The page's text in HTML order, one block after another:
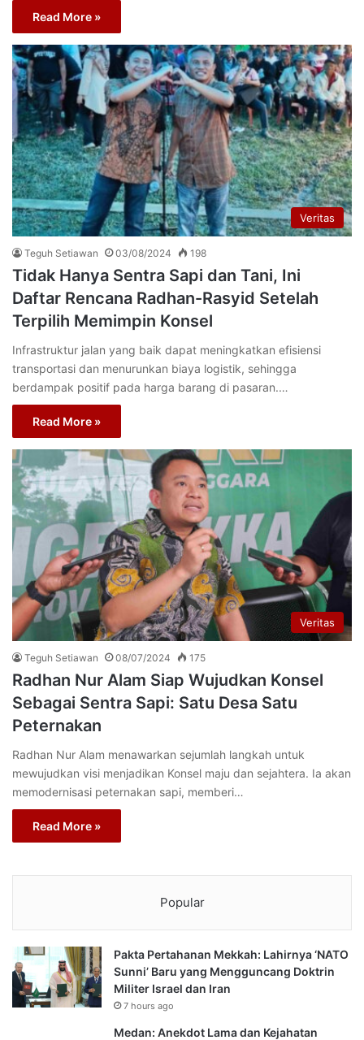
Read More »
Veritas
Teguh Setiawan 03/08/2024 198
Tidak Hanya Sentra Sapi dan Tani, Ini
Daftar Rencana Radhan-Rasyid Setelah
Terpilih Memimpin Konsel
Infrastruktur jalan yang baik dapat meningkatkan efisiensi
transportasi dan menurunkan biaya logistik, sehingga
berdampak positif pada harga barang di pasaran.…
Read More »
Veritas
Teguh Setiawan 08/07/2024 175
Radhan Nur Alam Siap Wujudkan Konsel
Sebagai Sentra Sapi: Satu Desa Satu
Peternakan
Radhan Nur Alam menawarkan sejumlah langkah untuk
mewujudkan visi menjadikan Konsel maju dan sejahtera. Ia akan
memodernisasi peternakan sapi, memberi…
Read More »
Popular
Pakta Pertahanan Mekkah: Lahirnya ‘NATO
Sunni’ Baru yang Mengguncang Doktrin
Militer Israel dan Iran
7 hours ago
Medan: Anekdot Lama dan Kejahatan